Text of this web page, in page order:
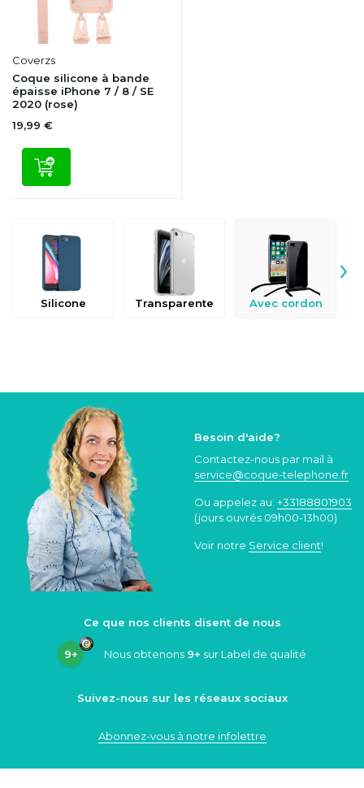
Coverzs
Coque silicone à bande
épaisse iPhone 7 / 8 / SE
2020 (rose)
19,99 €
Silicone Transparente Avec cordon
›
Besoin d'aide?
Contactez-nous par mail à
service@coque-telephone.fr
Ou appelez au: +33188801903
(jours ouvrés 09h00-13h00)
Voir notre Service client!
Ce que nos clients disent de nous
9+ Nous obtenons 9+ sur Label de qualité
Suivez-nous sur les réseaux sociaux
Abonnez-vous à notre infolettre